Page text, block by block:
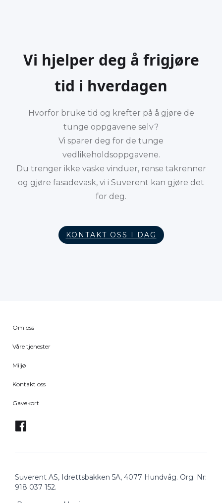
Vi hjelper deg å frigjøre
tid i hverdagen
Hvorfor bruke tid og krefter på å gjøre de
tunge oppgavene selv?
Vi sparer deg for de tunge
vedlikeholdsoppgavene.
Du trenger ikke vaske vinduer, rense takrenner
og gjøre fasadevask, vi i Suverent kan gjøre det
for deg.
KONTAKT OSS I DAG
Om oss
Våre tjenester
Miljø
Kontakt oss
Gavekort
Suverent AS, Idrettsbakken 5A, 4077 Hundvåg. Org. Nr:
918 037 152.